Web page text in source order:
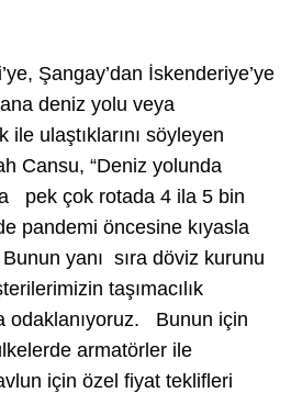
Şangay’dan İskenderiye’ye
deniz yolu veya
ile ulaştıklarını söyleyen
Cansu, “Deniz yolunda
pek çok rotada 4 ila 5 bin
pandemi öncesine kıyasla
yanı sıra döviz kurunu
taşımacılık
odaklanıyoruz. Bunun için
armatörler ile
için özel fiyat teklifleri